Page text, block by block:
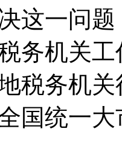
题，
务机关
税务机
国统一